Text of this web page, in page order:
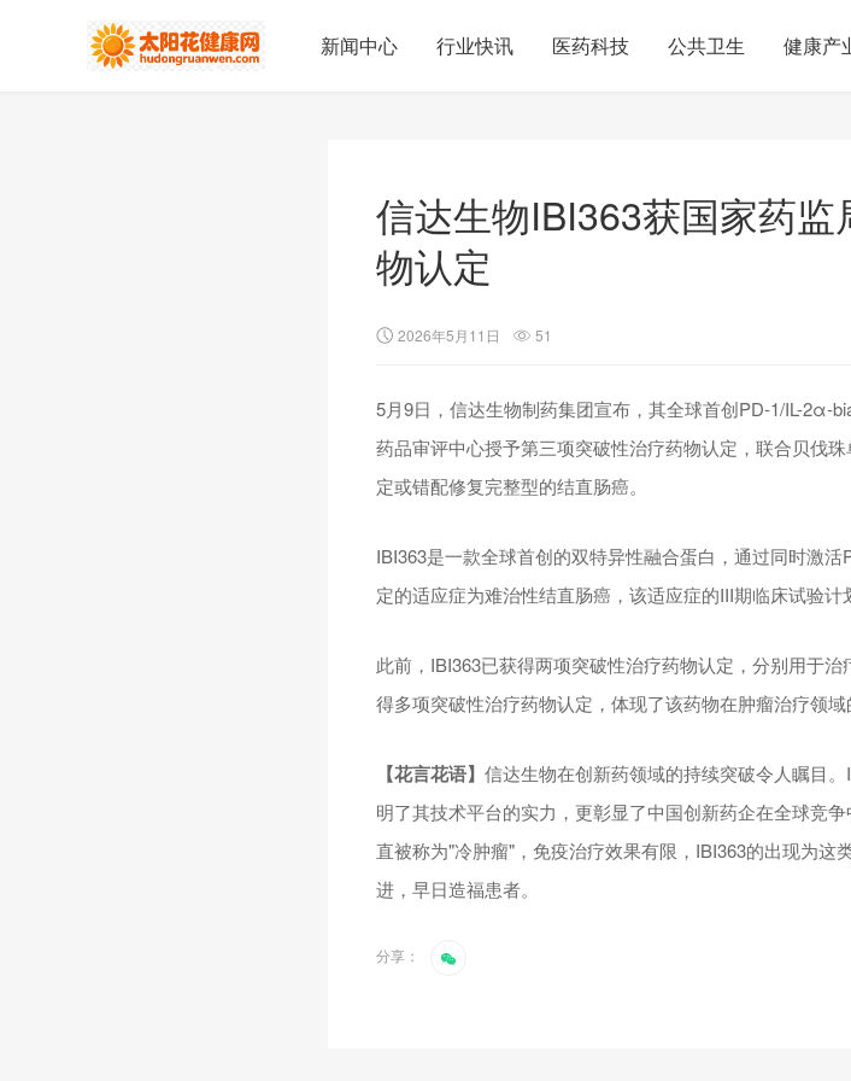
新闻中心 行业快讯 医药科技 公共卫生 健康产
信达生物IBI363获国家药
物认定
2026年5月11日 51
5月9日，信达生物制药集团宣布，其全球首创PD-1/IL-2α-
药品审评中心授予第三项突破性治疗药物认定，联合贝伐
定或错配修复完整型的结直肠癌。
IBI363是一款全球首创的双特异性融合蛋白，通过同时激
定的适应症为难治性结直肠癌，该适应症的III期临床试验计
此前，IBI363已获得两项突破性治疗药物认定，分别用于
得多项突破性治疗药物认定，体现了该药物在肿瘤治疗领域
【花言花语】 信达生物在创新药领域的持续突破令人瞩目
明了其技术平台的实力，更彰显了中国创新药企在全球竞
直被称为"冷肿瘤"，免疫治疗效果有限，IBI363的出现为这
进，早日造福患者。
分享：